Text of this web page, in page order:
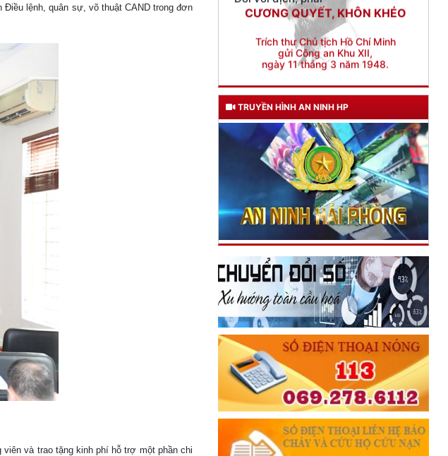
Điều lệnh, quân sự, võ thuật CAND trong đơn
và trao tặng kinh phí hỗ trợ một phần chi
gửi Công an Khu XII,
ngày 11 tháng 3 năm 1948.
TRUYỀN HÌNH AN NINH HP